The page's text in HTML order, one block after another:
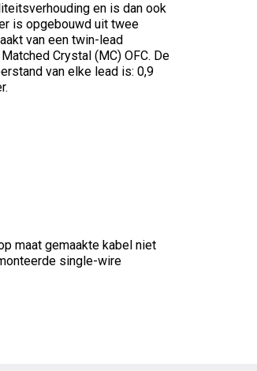
en is dan ook
is opgebouwd uit twee
van een twin-lead
Crystal (MC) OFC. De
van elke lead is: 0,9
maat gemaakte kabel niet
single-wire